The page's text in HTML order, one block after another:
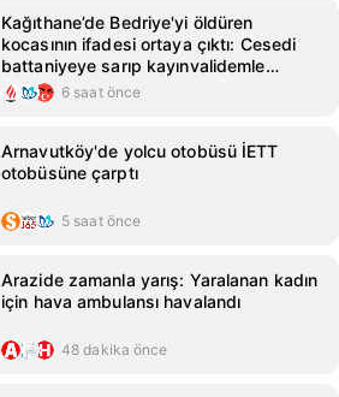
Kağıthane’de Bedriye'yi öldüren
kocasının ifadesi ortaya çıktı: Cesedi
battaniyeye sarıp kayınvalidemle
sohbet ettim6 saat önce
Arnavutköy'de yolcu otobüsü İETT
otobüsüne çarptı
5 saat önce
Arazide zamanla yarış: Yaralanan kadın
için hava ambulansı havalandı
48 dakika önce